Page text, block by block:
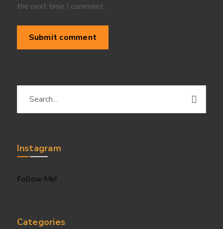
the next time I comment.
Instagram
Follow Me!
Categories